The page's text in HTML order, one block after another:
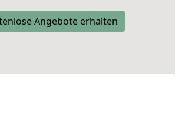
Angebote erhalten